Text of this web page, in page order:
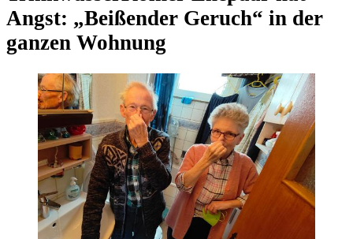
Angst: „Beißender Geruch“ in der
ganzen Wohnung